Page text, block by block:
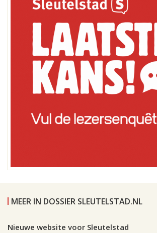
MEER IN DOSSIER SLEUTELSTAD.NL
Nieuwe website voor Sleutelstad